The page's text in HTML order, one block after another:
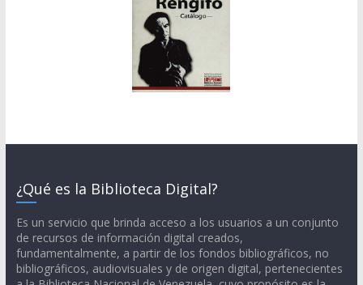
¿Qué es la Biblioteca Digital?
Es un servicio que brinda acceso a los usuarios a un conjunto
de recursos de información digital creados,
fundamentalmente, a partir de los fondos bibliográficos, no
bibliográficos, audiovisuales y de origen digital, pertenecientes